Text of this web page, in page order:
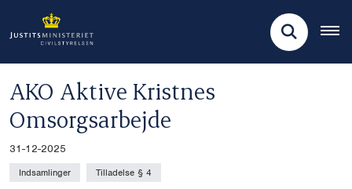
AKO Aktive Kristnes
Omsorgsarbejde
31-12-2025
Indsamlinger Tilladelse § 4